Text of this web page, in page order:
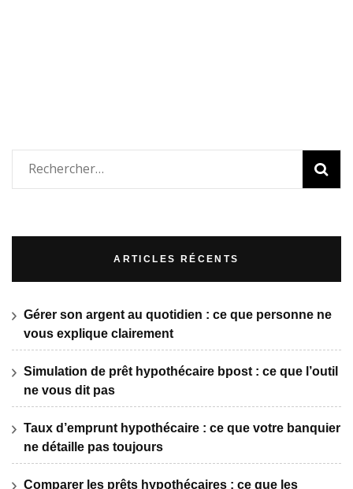
Rechercher :
ARTICLES RÉCENTS
Gérer son argent au quotidien : ce que personne ne
vous explique clairement
Simulation de prêt hypothécaire bpost : ce que l’outil
ne vous dit pas
Taux d’emprunt hypothécaire : ce que votre banquier
ne détaille pas toujours
Comparer les prêts hypothécaires : ce que les